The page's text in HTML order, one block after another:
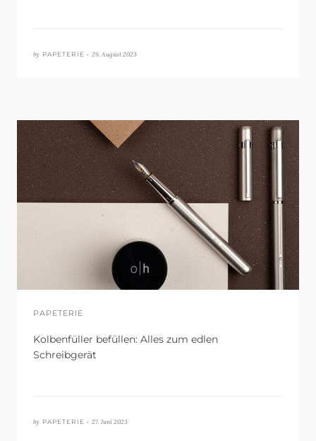
by PAPETERIE • 29. August 2023
PAPETERIE
Kolbenfüller befüllen: Alles zum edlen
Schreibgerät
by PAPETERIE • 27. Juni 2023